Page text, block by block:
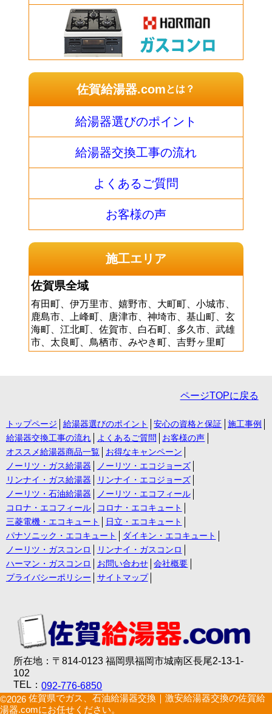
佐賀給湯器.comとは？
給湯器選びのポイント
給湯器交換工事の流れ
よくあるご質問
お客様の声
施工エリア
佐賀県全域
有田町、伊万里市、嬉野市、大町町、小城市、
鹿島市、上峰町、唐津市、神埼市、基山町、玄
海町、江北町、佐賀市、白石町、多久市、武雄
市、太良町、鳥栖市、みやき町、吉野ヶ里町
ページTOPに戻る
トップページ 給湯器選びのポイント 安心の資格と保証
施工事例
給湯器交換工事の流れ
よくあるご質問
お客様の声
オススメ給湯器商品一覧
お得なキャンペーン
ノーリツ・ガス給湯器
ノーリツ・エコジョーズ
リンナイ・ガス給湯器
リンナイ・エコジョーズ
ノーリツ・石油給湯器
ノーリツ・エコフィール
コロナ・エコフィール
コロナ・エコキュート
三菱電機・エコキュート
日立・エコキュート
パナソニック・エコキュート
ダイキン・エコキュート
ノーリツ・ガスコンロ
リンナイ・ガスコンロ
ハーマン・ガスコンロ
お問い合わせ
会社概要
プライバシーポリシー
サイトマップ
所在地：〒814-0123 福岡県福岡市城南区長尾2-13-1-
102
TEL：092-776-6850
©2026 佐賀県でガス、石油給湯器交換｜激安給湯器交換の佐賀給
湯器.comにお任せください。